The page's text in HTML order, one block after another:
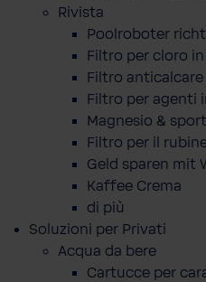
Rivista
Poolroboter
Filtro per cloro
Filtro
Filtro per agenti
Magnesio & sport
Filtro per il
Geld sparen mit
Kaffee Crema
di più
Soluzioni per Privati
Acqua da bere
Cartucce per